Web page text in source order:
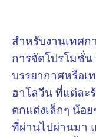
สำหรับงานเทศ
การจัดโปรโมชั่น
บรรยากาศหรือเ
ฮาโลวีน ที่แต่ละ
ตกแต่งเล็กๆ น้อ
ที่ผ่านไปผ่านมา